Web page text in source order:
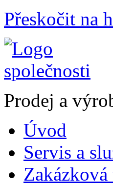
Přeskočit na
Prodej a
Úvod
Servis a